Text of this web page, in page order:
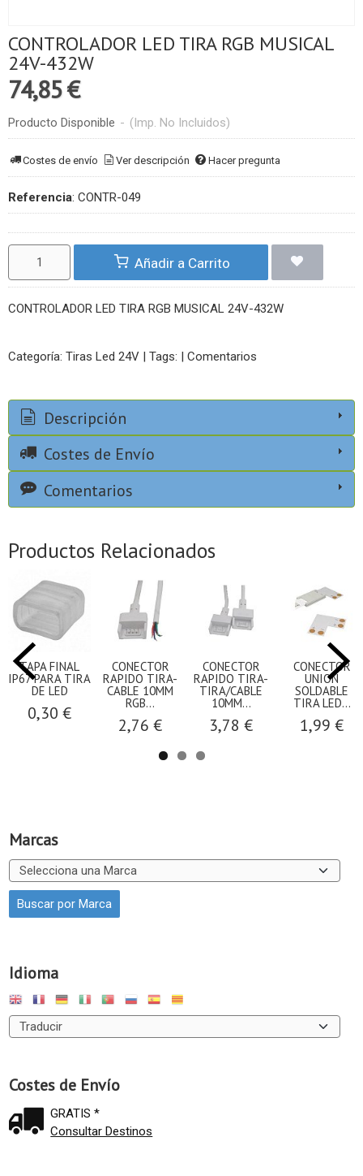
Marcas
Idioma
Costes de Envío
GRATIS *
Consultar Destinos
CONTROLADOR LED TIRA RGB MUSICAL
24V-432W
74,85 €
Producto Disponible - (Imp. No Incluidos)
Costes de envío Ver descripción Hacer pregunta
Referencia: CONTR-049
Añadir a Carrito
CONTROLADOR LED TIRA RGB MUSICAL 24V-432W
Categoría: Tiras Led 24V | Tags: | Comentarios
Descripción
Costes de Envío
Comentarios
Productos Relacionados
TAPA FINAL
IP67 PARA TIRA
DE LED
0,30 €
CONECTOR
RAPIDO TIRA-
CABLE 10MM
RGB...
2,76 €
CONECTOR
RAPIDO TIRA-
TIRA/CABLE
10MM...
3,78 €
CONECTOR
UNION
SOLDABLE
TIRA LED...
1,99 €